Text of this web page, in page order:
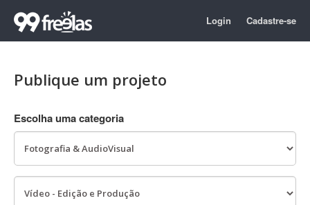
Login Cadastre-se
Publique um projeto
Escolha uma categoria